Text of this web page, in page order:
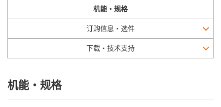
机能・规格
订购信息・选件
下载・技术支持
机能・规格